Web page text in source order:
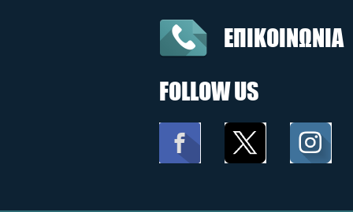
ΕΠΙΚΟΙΝΩΝΙΑ
FOLLOW US